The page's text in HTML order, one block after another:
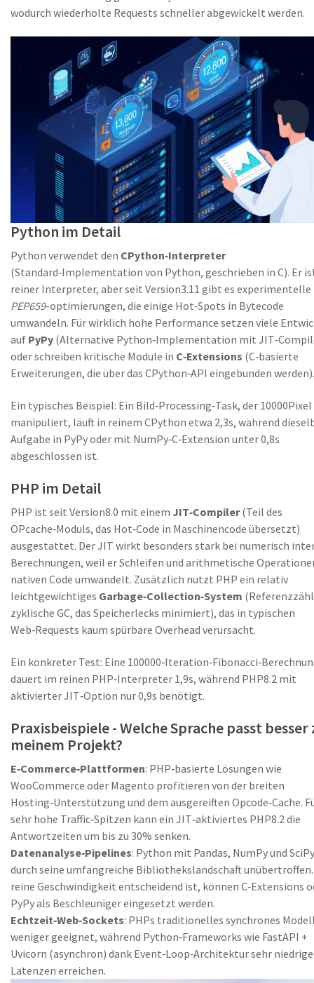
wodurch wiederholte Requests schneller abgewickelt werden.
Python im Detail
Python verwendet den CPython‑Interpreter
(Standard‑Implementation von Python, geschrieben in C). Er
reiner Interpreter, aber seit Version3.11 gibt es experimentelle
PEP659-optimierungen, die einige Hot‑Spots in Bytecode
umwandeln. Für wirklich hohe Performance setzen viele
auf PyPy (Alternative Python‑Implementation mit
oder schreiben kritische Module in C‑Extensions (C‑basierte
Erweiterungen, die über das CPython‑API eingebunden werden).
Ein typisches Beispiel: Ein Bild‑Processing‑Task, der 10000Pixel
manipuliert, läuft in reinem CPython etwa 2,3s, während
Aufgabe in PyPy oder mit NumPy‑C‑Extension unter 0,8s
abgeschlossen ist.
PHP im Detail
PHP ist seit Version8.0 mit einem JIT‑Compiler(Teil des
OPcache‑Moduls, das Hot‑Code in Maschinencode übersetzt)
ausgestattet. Der JIT wirkt besonders stark bei numerisch
Berechnungen, weil er Schleifen und arithmetische
nativen Code umwandelt. Zusätzlich nutzt PHP ein relativ
leichtgewichtiges Garbage‑Collection‑System (
zyklische GC, das Speicherlecks minimiert), das in typischen
Web‑Requests kaum spürbare Overhead verursacht.
Ein konkreter Test: Eine
dauert im reinen PHP‑Interpreter 1,9s, während PHP8.2 mit
aktivierter JIT‑Option nur 0,9s benötigt.
Praxisbeispiele - Welche Sprache passt besser
meinem Projekt?
E‑Commerce‑Plattformen: PHP‑basierte Lösungen wie
WooCommerce oder Magento profitieren von der breiten
Hosting‑Unterstützung und dem ausgereiften Opcode‑Cache.
sehr hohe Traffic‑Spitzen kann ein JIT‑aktiviertes PHP8.2 die
Antwortzeiten um bis zu 30% senken.
Datenanalyse‑Pipelines: Python mit Pandas, NumPy und
durch seine umfangreiche Bibliothekslandschaft
reine Geschwindigkeit entscheidend ist, können C‑Extensions
PyPy als Beschleuniger eingesetzt werden.
Echtzeit‑Web‑Sockets: PHPs traditionelles synchrones
weniger geeignet, während Python‑Frameworks wie FastAPI +
Uvicorn (asynchron) dank Event‑Loop‑Architektur sehr niedrige
Latenzen erreichen.